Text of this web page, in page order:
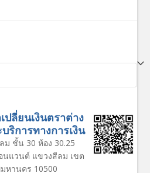
ปลี่ยนเงินตราต่าง
ริการทางการเงิน
ม ชั้น 30 ห้อง 30.25
นแวนต์ แขวงสีลม เขต
หานคร 10500